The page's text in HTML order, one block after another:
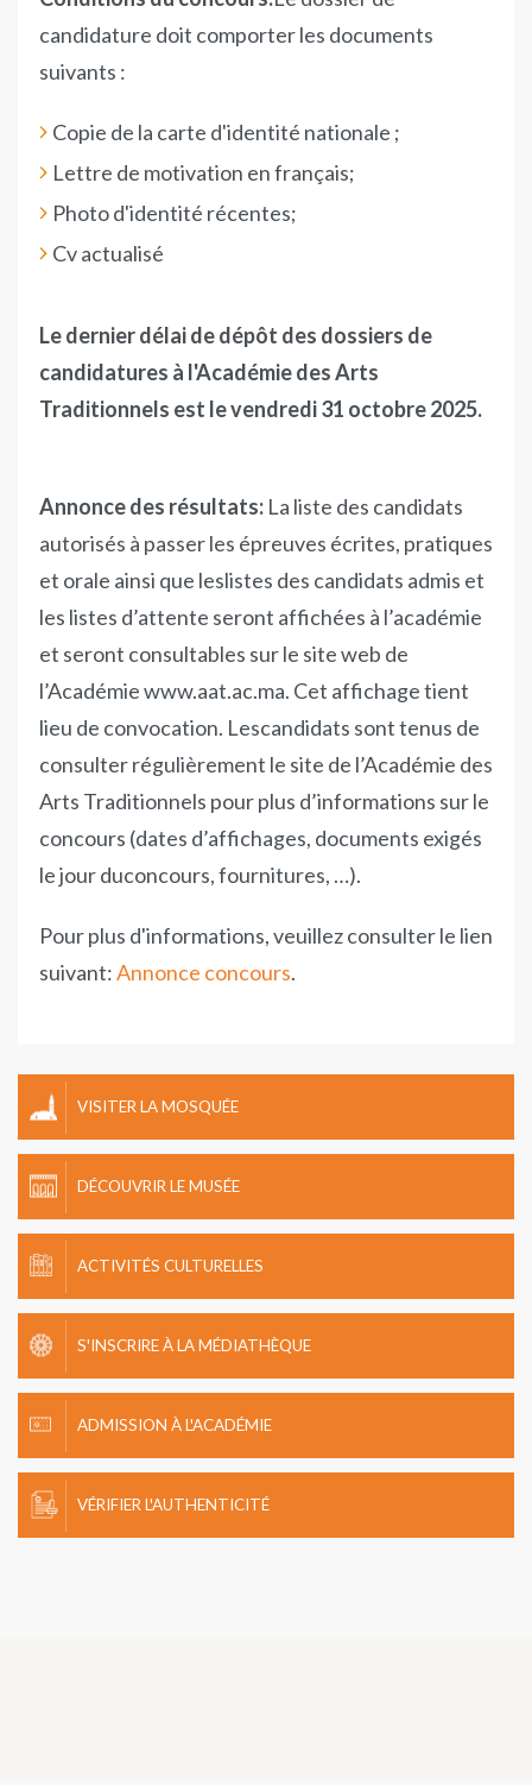
candidature doit comporter les documents
suivants :
Copie de la carte d'identité nationale ;
Lettre de motivation en français;
Photo d'identité récentes;
Cv actualisé
Le dernier délai de dépôt des dossiers de
candidatures à l'Académie des Arts
Traditionnels est le vendredi 31 octobre 2025.
Annonce des résultats: La liste des candidats
autorisés à passer les épreuves écrites, pratiques
et orale ainsi que leslistes des candidats admis et
les listes d’attente seront affichées à l’académie
et seront consultables sur le site web de
l’Académie www.aat.ac.ma. Cet affichage tient
lieu de convocation. Lescandidats sont tenus de
consulter régulièrement le site de l’Académie des
Arts Traditionnels pour plus d’informations sur le
concours (dates d’affichages, documents exigés
le jour duconcours, fournitures, …).
Pour plus d'informations, veuillez consulter le lien
suivant:Annonce concours.
VISITER LA MOSQUÉE
DÉCOUVRIR LE MUSÉE
ACTIVITÉS CULTURELLES
S'INSCRIRE À LA MÉDIATHÈQUE
ADMISSION À L'ACADÉMIE
VÉRIFIER L'AUTHENTICITÉ